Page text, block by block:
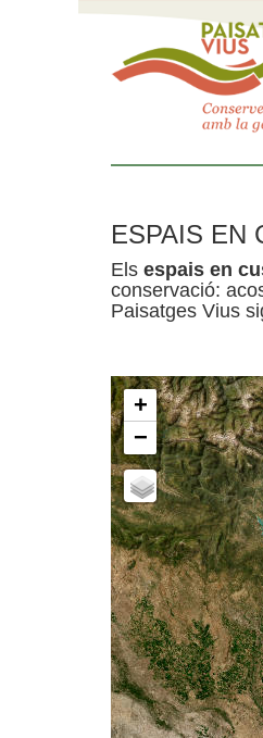
ESPAIS EN
Els espais en
conservació:
Paisatges Vius
+
−